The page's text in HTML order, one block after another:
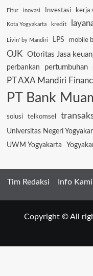
Fitur inovasi Investasi kerja
Kota Yogyakarta kredit
Livin' by Mandiri LPS mobile
OJK Otoritas Jasa
perbankan
pertumbuhan
PT AXA Mandiri
PT Bank
solusi telkomsel
Universitas Negeri
UWM Yogyakarta
Tim Redaksi Info Kami
Copyright © All